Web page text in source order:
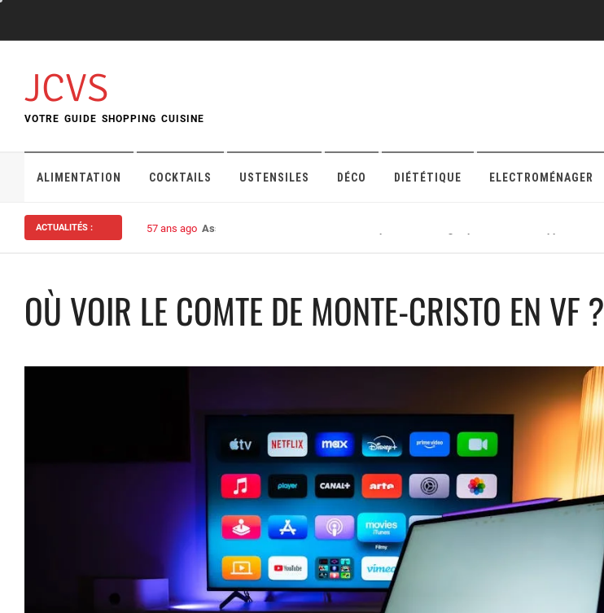
content
JCVS
VOTRE GUIDE SHOPPING CUISINE
ALIMENTATION COCKTAILS USTENSILES DÉCO DIÉTÉTIQUE ELECTROMÉNAGER
ACTUALITÉS : 57 ans ago Assurance habitation : bien choisir sa protection en ligne pour maison ou appartement
OÙ VOIR LE COMTE DE MONTE-CRISTO EN VF ?